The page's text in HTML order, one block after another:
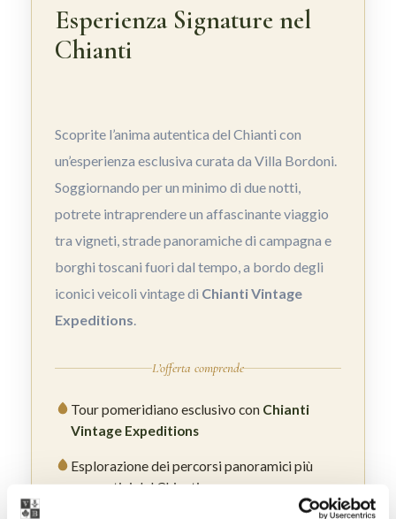
Esperienza Signature nel
Chianti
Scoprite l’anima autentica del Chianti con
un’esperienza esclusiva curata da Villa Bordoni.
Soggiornando per un minimo di due notti,
potrete intraprendere un affascinante viaggio
tra vigneti, strade panoramiche di campagna e
borghi toscani fuori dal tempo, a bordo degli
iconici veicoli vintage di Chianti Vintage
Expeditions.
L’offerta comprende
Tour pomeridiano esclusivo con Chianti
Vintage Expeditions
Esplorazione dei percorsi panoramici più
suggestivi del Chianti